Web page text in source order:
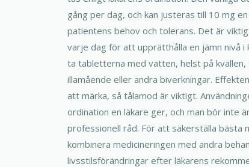
gång per dag, och kan justeras till 10 mg
patientens behov och tolerans. Det är
varje dag för att upprätthålla en jämn nivå
ta tabletterna med vatten, helst på
illamående eller andra biverkningar.
att märka, så tålamod är viktigt.
ordination en läkare ger, och man bör inte
professionell råd. För att säkerställa bästa
kombinera medicineringen med andra
livsstilsförändringar efter läkarens